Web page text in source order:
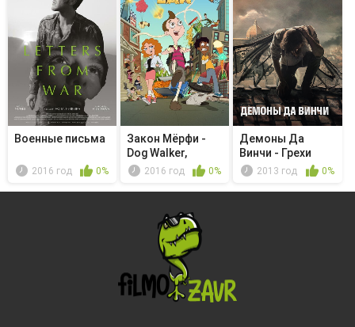
Военные письма
2016 год 0%
Закон Мёрфи -
Dog Walker,
Runner, Scr...
2016 год 0%
Демоны Да
Винчи - Грехи
Дедала
2013 год 0%